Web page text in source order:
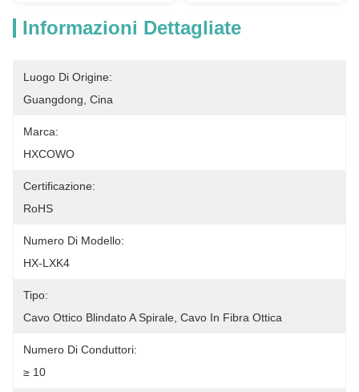
Informazioni Dettagliate
Luogo Di Origine:
Guangdong, Cina
Marca:
HXCOWO
Certificazione:
RoHS
Numero Di Modello:
HX-LXK4
Tipo:
Cavo Ottico Blindato A Spirale, Cavo In Fibra Ottica
Numero Di Conduttori:
≥ 10